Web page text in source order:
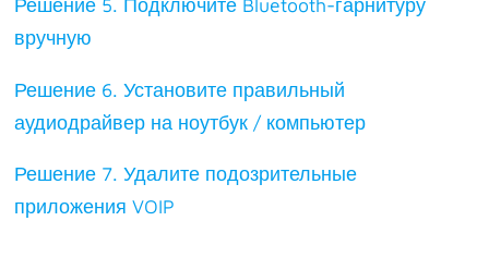
Решение 5. Подключите Bluetooth-гарнитуру
вручную
Решение 6. Установите правильный
аудиодрайвер на ноутбук / компьютер
Решение 7. Удалите подозрительные
приложения VOIP